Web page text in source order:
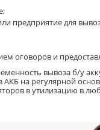
предприятие для
оговоров и
вывоза б/у
на регулярной
в утилизацию в